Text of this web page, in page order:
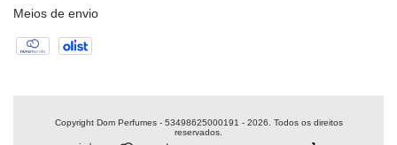
Meios de envio
Copyright Dom Perfumes - 53498625000191 - 2026. Todos os direitos
reservados.